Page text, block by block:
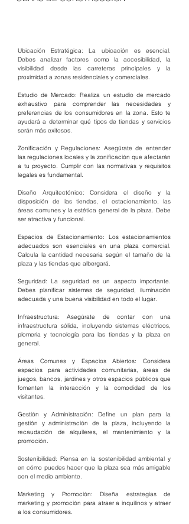
Ubicación Estratégica: La ubicación es esencial.
Debes analizar factores como la accesibilidad, la
visibilidad desde las carreteras principales y la
proximidad a zonas residenciales y comerciales.
Estudio de Mercado: Realiza un estudio de mercado
exhaustivo para comprender las necesidades y
preferencias de los consumidores en la zona. Esto te
ayudará a determinar qué tipos de tiendas y servicios
serán más exitosos.
Zonificación y Regulaciones: Asegúrate de entender
las regulaciones locales y la zonificación que afectarán
a tu proyecto. Cumplir con las normativas y requisitos
legales es fundamental.
Diseño Arquitectónico: Considera el diseño y la
disposición de las tiendas, el estacionamiento, las
áreas comunes y la estética general de la plaza. Debe
ser atractiva y funcional.
Espacios de Estacionamiento: Los estacionamientos
adecuados son esenciales en una plaza comercial.
Calcula la cantidad necesaria según el tamaño de la
plaza y las tiendas que albergará.
Seguridad: La seguridad es un aspecto importante.
Debes planificar sistemas de seguridad, iluminación
adecuada y una buena visibilidad en todo el lugar.
Infraestructura: Asegúrate de contar con una
infraestructura sólida, incluyendo sistemas eléctricos,
plomería y tecnología para las tiendas y la plaza en
general.
Áreas Comunes y Espacios Abiertos: Considera
espacios para actividades comunitarias, áreas de
juegos, bancos, jardines y otros espacios públicos que
fomenten la interacción y la comodidad de los
visitantes.
Gestión y Administración: Define un plan para la
gestión y administración de la plaza, incluyendo la
recaudación de alquileres, el mantenimiento y la
promoción.
Sostenibilidad: Piensa en la sostenibilidad ambiental y
en cómo puedes hacer que la plaza sea más amigable
con el medio ambiente.
Marketing y Promoción: Diseña estrategias de
marketing y promoción para atraer a inquilinos y atraer
a los consumidores.